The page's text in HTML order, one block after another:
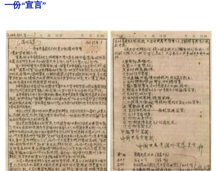
一份“宣言”